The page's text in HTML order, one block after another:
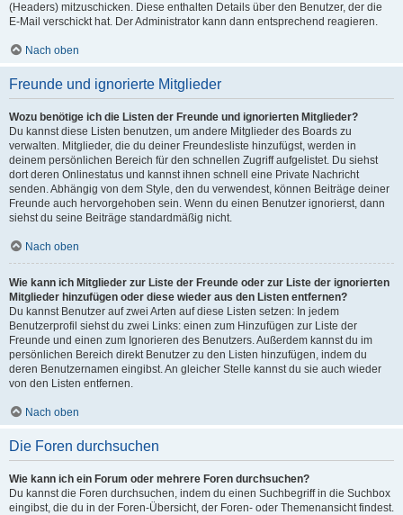
(Headers) mitzuschicken. Diese enthalten Details über den Benutzer, der die
E-Mail verschickt hat. Der Administrator kann dann entsprechend reagieren.
Nach oben
Freunde und ignorierte Mitglieder
Wozu benötige ich die Listen der Freunde und ignorierten Mitglieder?
Du kannst diese Listen benutzen, um andere Mitglieder des Boards zu
verwalten. Mitglieder, die du deiner Freundesliste hinzufügst, werden in
deinem persönlichen Bereich für den schnellen Zugriff aufgelistet. Du siehst
dort deren Onlinestatus und kannst ihnen schnell eine Private Nachricht
senden. Abhängig von dem Style, den du verwendest, können Beiträge deiner
Freunde auch hervorgehoben sein. Wenn du einen Benutzer ignorierst, dann
siehst du seine Beiträge standardmäßig nicht.
Nach oben
Wie kann ich Mitglieder zur Liste der Freunde oder zur Liste der ignorierten
Mitglieder hinzufügen oder diese wieder aus den Listen entfernen?
Du kannst Benutzer auf zwei Arten auf diese Listen setzen: In jedem
Benutzerprofil siehst du zwei Links: einen zum Hinzufügen zur Liste der
Freunde und einen zum Ignorieren des Benutzers. Außerdem kannst du im
persönlichen Bereich direkt Benutzer zu den Listen hinzufügen, indem du
deren Benutzernamen eingibst. An gleicher Stelle kannst du sie auch wieder
von den Listen entfernen.
Nach oben
Die Foren durchsuchen
Wie kann ich ein Forum oder mehrere Foren durchsuchen?
Du kannst die Foren durchsuchen, indem du einen Suchbegriff in die Suchbox
eingibst, die du in der Foren-Übersicht, der Foren- oder Themenansicht findest.